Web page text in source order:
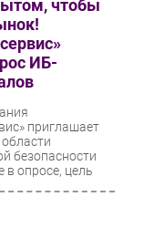
чтобы
ИБ-
приглашает
безопасности
в опросе, цель